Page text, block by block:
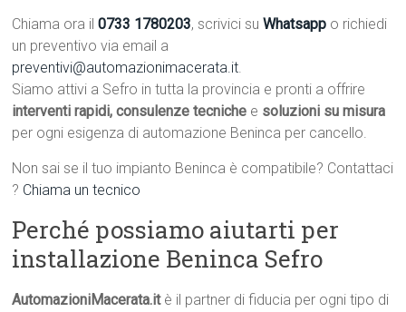
Chiama ora il0733 1780203, scrivici suWhatsapp o richiedi
un preventivo via email a
preventivi@automazionimacerata.it.
Siamo attivi a Sefro in tutta la provincia e pronti a offrire
interventi rapidi, consulenze tecniche e soluzioni su misura
per ogni esigenza di automazione Beninca per cancello.
Non sai se il tuo impianto Beninca è compatibile? Contattaci
? Chiama un tecnico
Perché possiamo aiutarti per
installazione Beninca Sefro
AutomazioniMacerata.itè il partner di fiducia per ogni tipo di